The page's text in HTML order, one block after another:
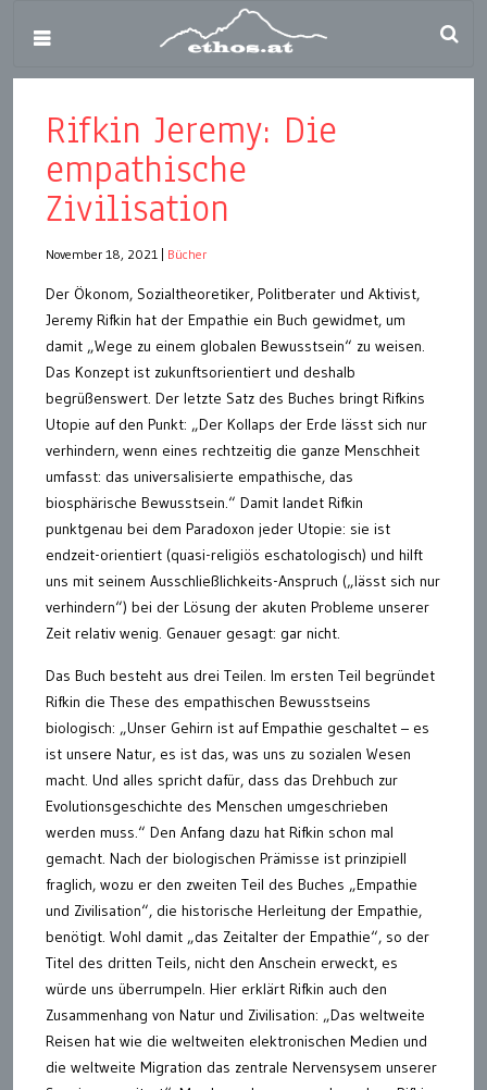
Rifkin Jeremy: Die
empathische
Zivilisation
November 18, 2021 Bücher
Der Ökonom, Sozialtheoretiker, Politberater und Aktivist,
Jeremy Rifkin hat der Empathie ein Buch gewidmet, um
damit „Wege zu einem globalen Bewusstsein“ zu weisen.
Das Konzept ist zukunftsorientiert und deshalb
begrüßenswert. Der letzte Satz des Buches bringt Rifkins
Utopie auf den Punkt: „Der Kollaps der Erde lässt sich nur
verhindern, wenn eines rechtzeitig die ganze Menschheit
umfasst: das universalisierte empathische, das
biosphärische Bewusstsein.“ Damit landet Rifkin
punktgenau bei dem Paradoxon jeder Utopie: sie ist
endzeit-orientiert (quasi-religiös eschatologisch) und hilft
uns mit seinem Ausschließlichkeits-Anspruch („lässt sich nur
verhindern“) bei der Lösung der akuten Probleme unserer
Zeit relativ wenig. Genauer gesagt: gar nicht.
Das Buch besteht aus drei Teilen. Im ersten Teil begründet
Rifkin die These des empathischen Bewusstseins
biologisch: „Unser Gehirn ist auf Empathie geschaltet – es
ist unsere Natur, es ist das, was uns zu sozialen Wesen
macht. Und alles spricht dafür, dass das Drehbuch zur
Evolutionsgeschichte des Menschen umgeschrieben
werden muss.“ Den Anfang dazu hat Rifkin schon mal
gemacht. Nach der biologischen Prämisse ist prinzipiell
fraglich, wozu er den zweiten Teil des Buches „Empathie
und Zivilisation“, die historische Herleitung der Empathie,
benötigt. Wohl damit „das Zeitalter der Empathie“, so der
Titel des dritten Teils, nicht den Anschein erweckt, es
würde uns überrumpeln. Hier erklärt Rifkin auch den
Zusammenhang von Natur und Zivilisation: „Das weltweite
Reisen hat wie die weltweiten elektronischen Medien und
die weltweite Migration das zentrale Nervensysem unserer